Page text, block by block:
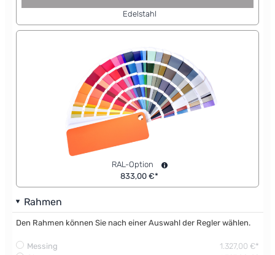
Edelstahl
RAL-Option
833,00 €*
Rahmen
Den Rahmen können Sie nach einer Auswahl der Regler wählen.
Messing
1.327,00 €*